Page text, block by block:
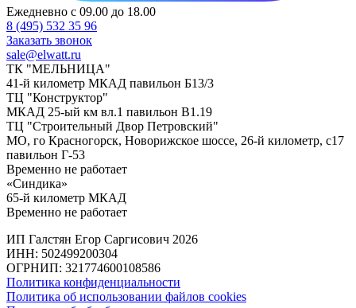
Ежедневно с 09.00 до 18.00
8 (495) 532 35 96
Заказать звонок
sale@elwatt.ru
ТК "МЕЛЬНИЦА"
41-й километр МКАД павильон Б13/3
ТЦ "Конструктор"
МКАД 25-ый км вл.1 павильон В1.19
ТЦ "Строительный Двор Петровский"
МО, го Красногорск, Новорижское шоссе, 26-й километр, с17
павильон Г-53
Временно не работает
«Синдика»
65-й километр МКАД
Временно не работает
ИП Галстян Егор Саргисович 2026
ИНН: 502499200304
ОГРНИП: 321774600108586
Политика конфиденциальности
Политика об использовании файлов cookies